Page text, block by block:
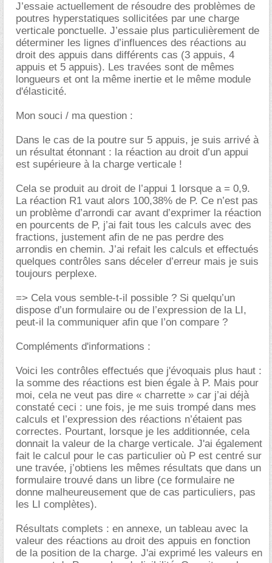
J’essaie actuellement de résoudre des problèmes de
poutres hyperstatiques sollicitées par une charge
verticale ponctuelle. J’essaie plus particulièrement de
déterminer les lignes d’influences des réactions au
droit des appuis dans différents cas (3 appuis, 4
appuis et 5 appuis). Les travées sont de mêmes
longueurs et ont la même inertie et le même module
d'élasticité.
Mon souci / ma question :
Dans le cas de la poutre sur 5 appuis, je suis arrivé à
un résultat étonnant : la réaction au droit d’un appui
est supérieure à la charge verticale !
Cela se produit au droit de l’appui 1 lorsque a = 0,9.
La réaction R1 vaut alors 100,38% de P. Ce n’est pas
un problème d’arrondi car avant d’exprimer la réaction
en pourcents de P, j’ai fait tous les calculs avec des
fractions, justement afin de ne pas perdre des
arrondis en chemin. J’ai refait les calculs et effectués
quelques contrôles sans déceler d’erreur mais je suis
toujours perplexe.
=> Cela vous semble-t-il possible ? Si quelqu’un
dispose d’un formulaire ou de l’expression de la LI,
peut-il la communiquer afin que l’on compare ?
Compléments d'informations :
Voici les contrôles effectués que j'évoquais plus haut :
la somme des réactions est bien égale à P. Mais pour
moi, cela ne veut pas dire « charrette » car j’ai déjà
constaté ceci : une fois, je me suis trompé dans mes
calculs et l’expression des réactions n’étaient pas
correctes. Pourtant, lorsque je les additionnée, cela
donnait la valeur de la charge verticale. J'ai également
fait le calcul pour le cas particulier où P est centré sur
une travée, j’obtiens les mêmes résultats que dans un
formulaire trouvé dans un libre (ce formulaire ne
donne malheureusement que de cas particuliers, pas
les LI complètes).
Résultats complets : en annexe, un tableau avec la
valeur des réactions au droit des appuis en fonction
de la position de la charge. J'ai exprimé les valeurs en